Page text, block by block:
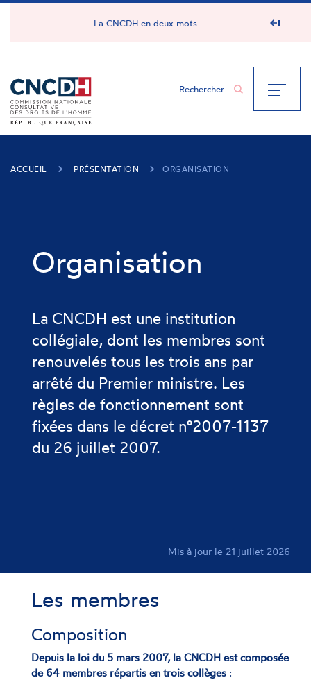
Panneau de gestion des cookies
La CNCDH en deux mots
ACCUEIL PRÉSENTATION ORGANISATION
Organisation
La CNCDH est une institution
collégiale, dont les membres sont
renouvelés tous les trois ans par
arrêté du Premier ministre. Les
règles de fonctionnement sont
fixées dans le décret n°2007-1137
du 26 juillet 2007.
Mis à jour le 21 juillet 2026
Les membres
Composition
Depuis la loi du 5 mars 2007, la CNCDH est composée
de 64 membres répartis en trois collèges :